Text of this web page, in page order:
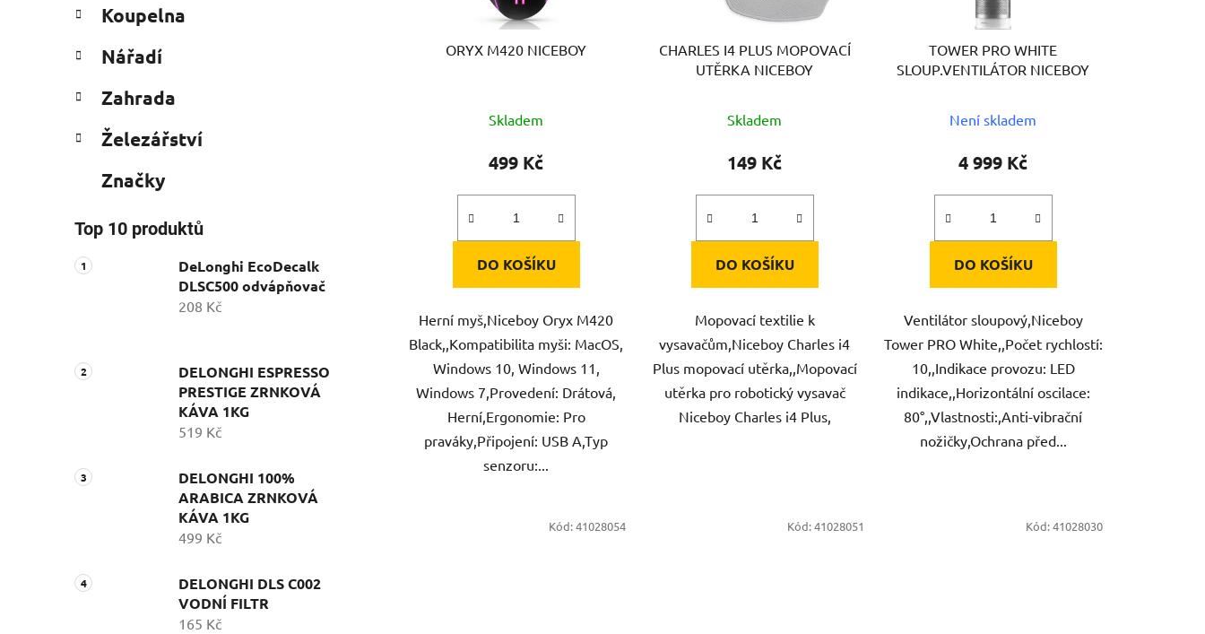
Koupelna
Nářadí
Zahrada
Železářství
Značky
Top 10 produktů
DeLonghi EcoDecalk
DLSC500 odvápňovač
208 Kč
DELONGHI ESPRESSO
PRESTIGE ZRNKOVÁ
KÁVA 1KG
519 Kč
DELONGHI 100%
ARABICA ZRNKOVÁ
KÁVA 1KG
499 Kč
DELONGHI DLS C002
VODNÍ FILTR
165 Kč
ORYX M420 NICEBOY
Skladem
499 Kč
DO KOŠÍKU
Herní myš,Niceboy Oryx M420
Black,,Kompatibilita myši: MacOS,
Windows 10, Windows 11,
Windows 7,Provedení: Drátová,
Herní,Ergonomie: Pro
praváky,Připojení: USB A,Typ
senzoru:...
CHARLES I4 PLUS MOPOVACÍ
UTĚRKA NICEBOY
Skladem
149 Kč
DO KOŠÍKU
Mopovací textilie k
vysavačům,Niceboy Charles i4
Plus mopovací utěrka,,Mopovací
utěrka pro robotický vysavač
Niceboy Charles i4 Plus,
TOWER PRO WHITE
SLOUP.VENTILÁTOR NICEBOY
Není skladem
4 999 Kč
DO KOŠÍKU
Ventilátor sloupový,Niceboy
Tower PRO White,,Počet rychlostí:
10,,Indikace provozu: LED
indikace,,Horizontální oscilace:
80°,,Vlastnosti:,Anti-vibrační
nožičky,Ochrana před...
Kód:41028054 Kód:41028051 Kód:41028030